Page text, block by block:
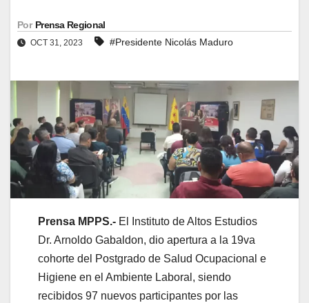
Por Prensa Regional
OCT 31, 2023 #Presidente Nicolás Maduro
Prensa MPPS.- El Instituto de Altos Estudios
Dr. Arnoldo Gabaldon, dio apertura a la 19va
cohorte del Postgrado de Salud Ocupacional e
Higiene en el Ambiente Laboral, siendo
recibidos 97 nuevos participantes por las